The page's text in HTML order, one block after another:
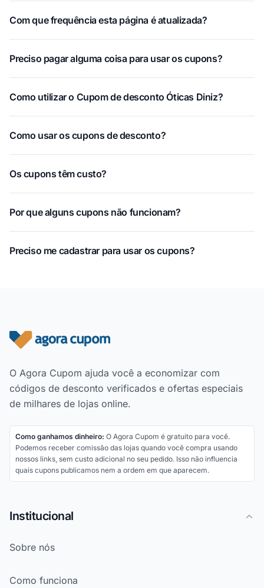
Com que frequência esta página é atualizada?
Preciso pagar alguma coisa para usar os cupons?
Como utilizar o Cupom de desconto Óticas Diniz?
Como usar os cupons de desconto?
Os cupons têm custo?
Por que alguns cupons não funcionam?
Preciso me cadastrar para usar os cupons?
Rodapé do site
O Agora Cupom ajuda você a economizar com
códigos de desconto verificados e ofertas especiais
de milhares de lojas online.
Como ganhamos dinheiro: O Agora Cupom é gratuito para você.
Podemos receber comissão das lojas quando você compra usando
nossos links, sem custo adicional no seu pedido. Isso não influencia
quais cupons publicamos nem a ordem em que aparecem.
Institucional
Sobre nós
Como funciona